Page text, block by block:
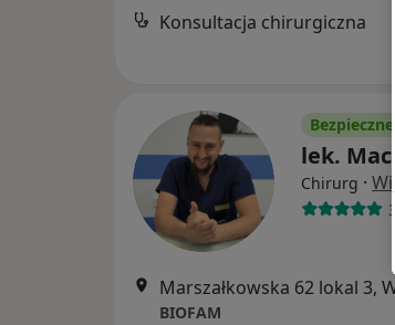
Konsultacja chirurgiczna
lek.
Chirurg ·
Marszałkowska 62 lokal 3,
BIOFAM